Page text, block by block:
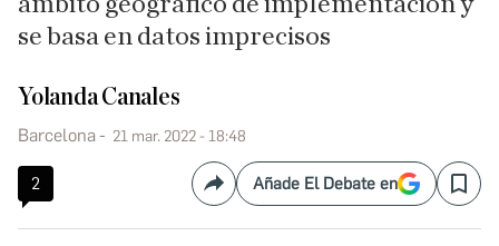
se basa en datos imprecisos
Yolanda Canales
Barcelona 21 mar. 2022 - 18:48
2 CompartirAñade El Debate en Save